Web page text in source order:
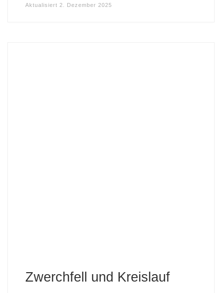
Aktualisiert 2. Dezember 2025
Zwerchfell und Kreislauf